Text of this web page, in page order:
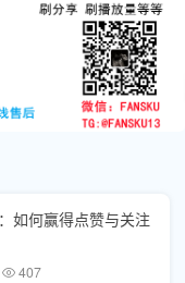
如何赢得点赞与关注
407